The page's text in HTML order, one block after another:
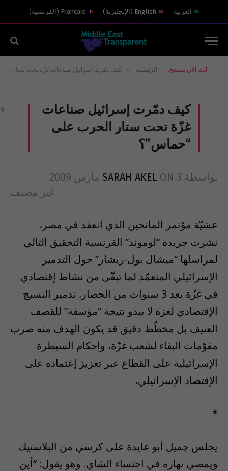
العربية English
( الإنجليزية)
Français
( الفرنسية)
أنت الآن تتصفح: الرئيسية » كيف دمّرت إسرائيل صناعات غزّة تحت ستار الحرب على “حماس”؟
كيف دمّرت إسرائيل صناعات
غزّة تحت ستار الحرب على
“حماس”؟
بواسطة SARAH AKEL ON 3 مارس 2009
غير مصنف
عشيّة مؤتمر المانحين الذي انعقد في مصر،
نشرت جريدة “لوموند” الفرنسية التحقيق التالي
لمراسلها “ميشال بول-ريشار” حول التدمير
الإسرائيلي المتعمّد لما تبقّى من نشاط إقتصادي
في غزّة بعد 3 سنوات من الحصار. تدمير النسيج
الإقتصادي لغزة لا يبدو نتيجة “مؤسفة” للقصف
العنيف بل مخطّط دقيق قد يكون الهدف منه ضرب
مقوّمات البقاء لشعب غزّة، وإحكام السيطرة
الإسرائيلية على القطاع عبر تعزيز إعتماده على
الإقتصاد الإسرائيلي.
*
يجلس جميل أبو عايدة على كرسي من البلاستيك
ويمضي نهاره في احتساء الشاي. وهو يقول: “أين